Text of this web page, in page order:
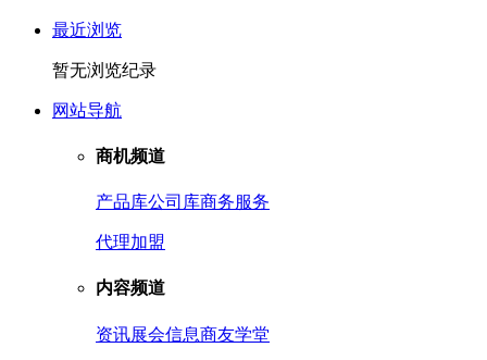
最近浏览
暂无浏览纪录
网站导航
商机频道
产品库公司库商务服务
代理加盟
内容频道
资讯展会信息商友学堂